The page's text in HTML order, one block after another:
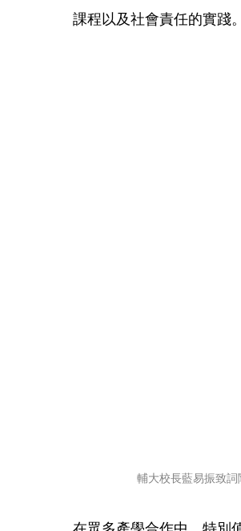
課程以及社會責任的實踐。
輔大校長藍易振致詞